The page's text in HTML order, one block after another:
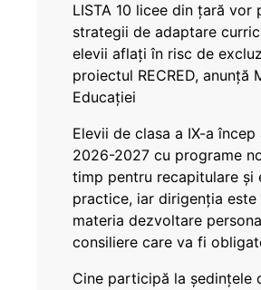
LISTA 10 licee din țară vor
strategii de adaptare
elevii aflați în risc de
proiectul RECRED, anunță
Educației
Elevii de clasa a IX-a
2026-2027 cu programe
timp pentru recapitulare și
practice, iar dirigenția
materia dezvoltare
consiliere care va fi
Cine participă la ședințele